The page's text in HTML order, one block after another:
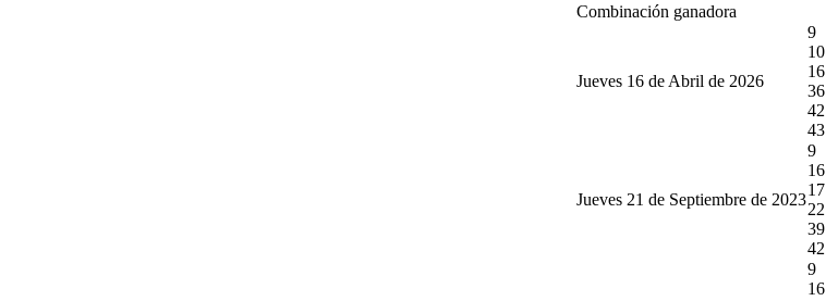
Combinación ganadora
Jueves 16 de Abril de 2026
9
10
16
36
42
43
Jueves 21 de Septiembre de 2023
9
16
17
22
39
42
9
16